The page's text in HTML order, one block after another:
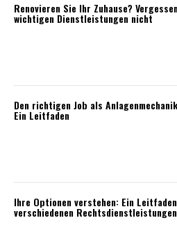
Renovieren Sie Ihr Zuhause?
wichtigen Dienstleistungen nicht
Den richtigen Job als
Ein Leitfaden
Ihre Optionen verstehen: Ein
verschiedenen Rechtsdienstleistungen